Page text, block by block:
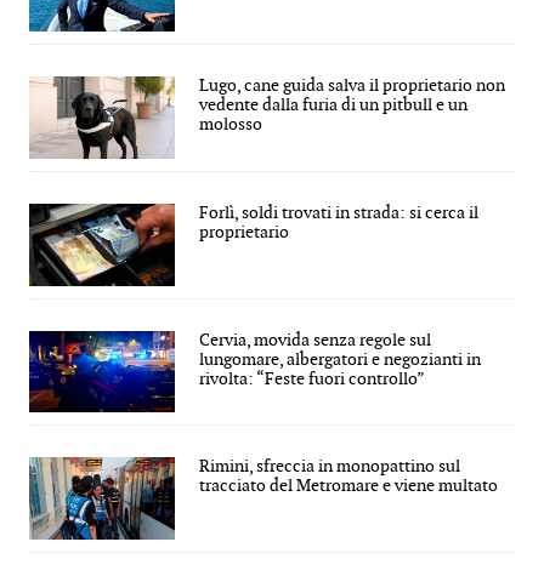
Lugo, cane guida salva il proprietario non
vedente dalla furia di un pitbull e un
molosso
Forlì, soldi trovati in strada: si cerca il
proprietario
Cervia, movida senza regole sul
lungomare, albergatori e negozianti in
rivolta: “Feste fuori controllo”
Rimini, sfreccia in monopattino sul
tracciato del Metromare e viene multato